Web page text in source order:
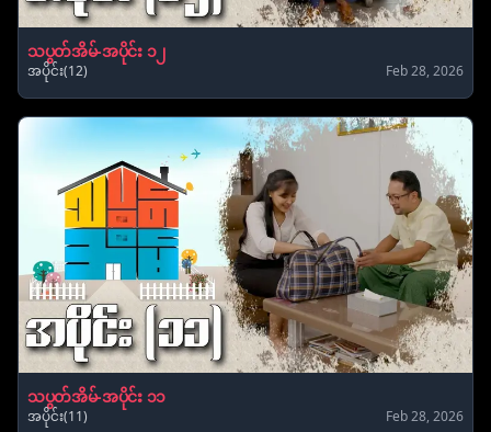
သပွတ်အိမ်-အပိုင်း ၁၂
အပိုင်း(12) Feb 28, 2026
သပွတ်အိမ်-အပိုင်း ၁၁
အပိုင်း(11) Feb 28, 2026